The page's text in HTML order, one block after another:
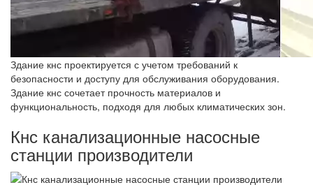
Здание кнс проектируется с учетом требований к
безопасности и доступу для обслуживания оборудования.
Здание кнс сочетает прочность материалов и
функциональность, подходя для любых климатических зон.
Кнс канализационные насосные
станции производители